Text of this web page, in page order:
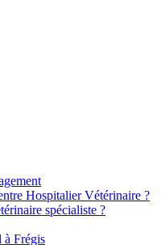
Hospitalier Vétérinaire ?
spécialiste ?
à Frégis